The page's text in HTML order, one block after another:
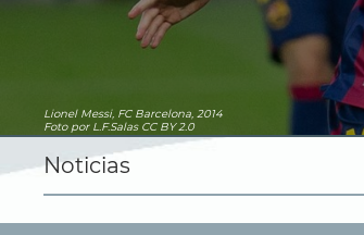
Lionel Messi, FC Barcelona, 2014
Fotopor L.F.Salas CC BY 2.0
Noticias